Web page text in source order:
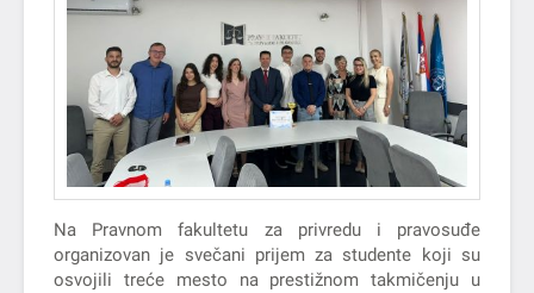
Na Pravnom fakultetu za privredu i pravosuđe
organizovan je svečani prijem za studente koji su
osvojili treće mesto na prestižnom takmičenju u